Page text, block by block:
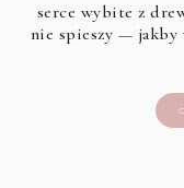
serce wybite z
nie spieszy — jakby